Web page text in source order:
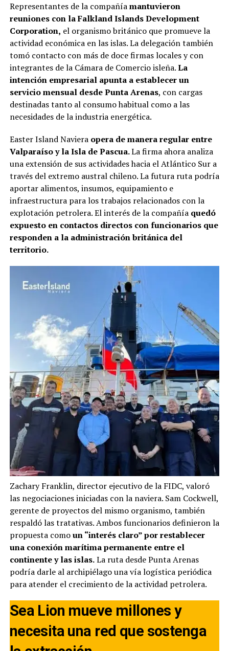
Representantes de la compañíamantuvieron
reuniones con la Falkland Islands Development
Corporation, el organismo británico que promueve la
actividad económica en las islas. La delegación también
tomó contacto con más de doce firmas locales y con
integrantes de la Cámara de Comercio isleña.La
intención empresarial apunta a establecer un
servicio mensual desde Punta Arenas, con cargas
destinadas tanto al consumo habitual como a las
necesidades de la industria energética.
Easter Island Navieraopera de manera regular entre
Valparaíso y la Isla de Pascua.La firma ahora analiza
una extensión de sus actividades hacia el Atlántico Sur a
través del extremo austral chileno. La futura ruta podría
aportar alimentos, insumos, equipamiento e
infraestructura para los trabajos relacionados con la
explotación petrolera. El interés de la compañía quedó
expuesto en contactos directos con funcionarios que
responden a la administración británica del
territorio.
Zachary Franklin, director ejecutivo de la FIDC, valoró
las negociaciones iniciadas con la naviera. Sam Cockwell,
gerente de proyectos del mismo organismo, también
respaldó las tratativas. Ambos funcionarios definieron la
propuesta comoun “interés claro” por restablecer
una conexión marítima permanente entre el
continente y las islas.La ruta desde Punta Arenas
podría darle al archipiélago una vía logística periódica
para atender el crecimiento de la actividad petrolera.
Sea Lion mueve millones y
necesita una red que sostenga